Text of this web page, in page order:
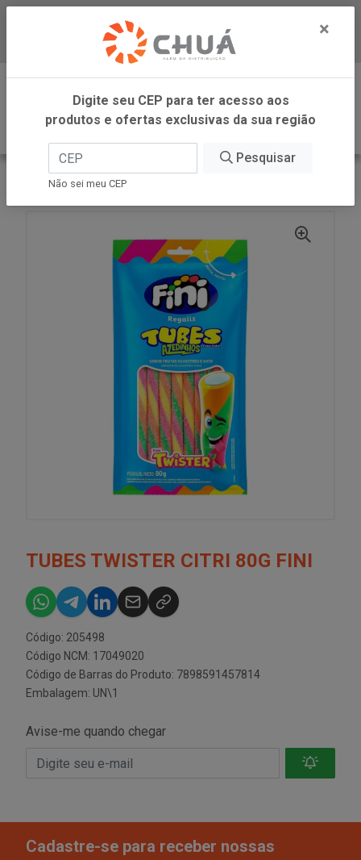
Baixe já nosso APP
0
INÍCIO FINI TUBES TWISTER CITRI 80G FINI
TUBES TWISTER CITRI 80G FINI
Código: 205498
Código NCM: 17049020
Código de Barras do Produto: 7898591457814
Embalagem: UN\1
Avise-me quando chegar
Cadastre-se para receber nossas
×
Digite seu CEP para ter acesso aos
produtos e ofertas exclusivas da sua região
Pesquisar
Não sei meu CEP